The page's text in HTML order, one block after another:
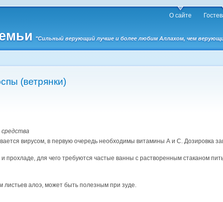
"Сильный верующий лучше и более любим Аллахом, чем
О сайте
(ветрянки)
вирусом, в первую очередь необходимы витамины А и C. Дозировка
прохладе, для чего требуются частые ванны с растворенным стаканом
листьев алоэ, может быть полезным при зуде.